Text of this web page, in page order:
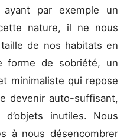
ayant par exemple un
nature, il ne nous
de nos habitats en
forme de sobriété, un
minimaliste qui repose
devenir auto-suffisant,
inutiles. Nous
à nous désencombrer